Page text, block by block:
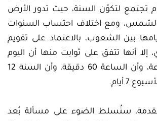
تجتمع لتكوّن السنة، حيث تدور الأرض
الشمس، ومع اختلاف احتساب السنوات
بين الشعوب، بالاعتماد على تقويم
أنها تتفق على ثوابت منها أن اليوم
عبارة عن 24 ساعة، وأن الساعة 60 دقيقة، وأن السنة 12
7 أيام.
سنُسلط الضوء على مسألة بُعد